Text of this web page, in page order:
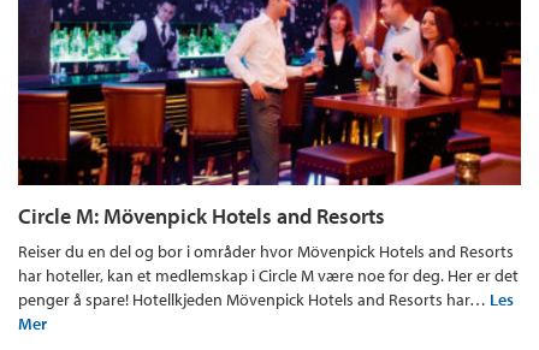
Circle M: Mövenpick Hotels and Resorts
Reiser du en del og bor i områder hvor Mövenpick Hotels and Resorts
har hoteller, kan et medlemskap i Circle M være noe for deg. Her er det
penger å spare! Hotellkjeden Mövenpick Hotels and Resorts har… Les
Mer